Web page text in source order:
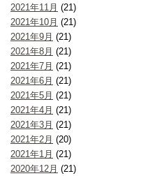
2021年11月 (21)
2021年10月 (21)
2021年9月 (21)
2021年8月 (21)
2021年7月 (21)
2021年6月 (21)
2021年5月 (21)
2021年4月 (21)
2021年3月 (21)
2021年2月 (20)
2021年1月 (21)
2020年12月 (21)